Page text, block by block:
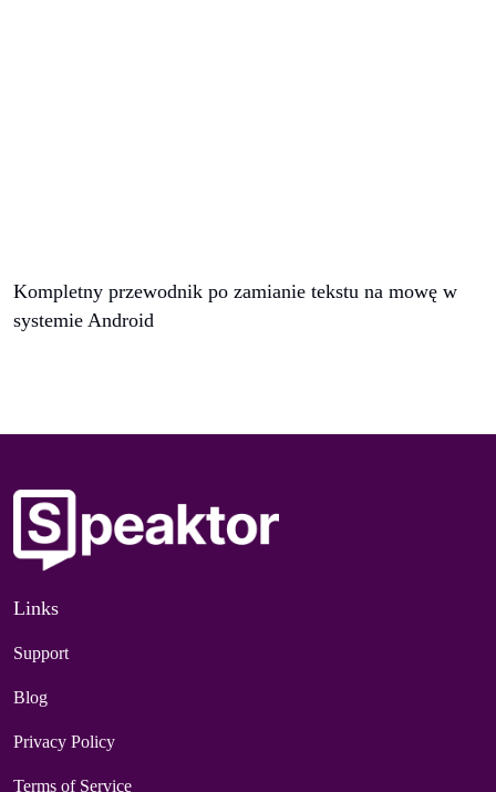
Kompletny przewodnik po zamianie tekstu na mowę w
systemie Android
Links
Support
Blog
Privacy Policy
Terms of Service